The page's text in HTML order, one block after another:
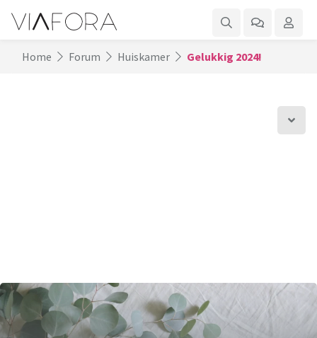
Home Forum Huiskamer Gelukkig 2024!